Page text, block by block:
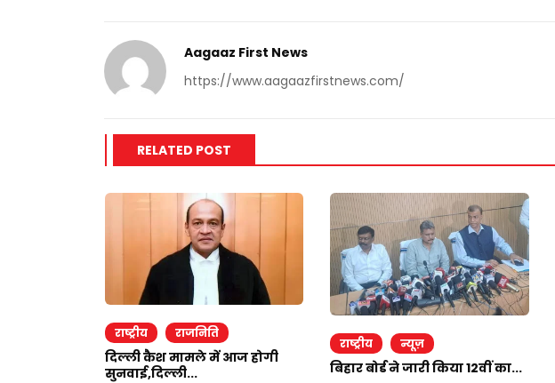
Aagaaz First News
https://www.aagaazfirstnews.com/
RELATED POST
राष्ट्रीय राजनिति
दिल्ली कैश मामले में आज होगी
सुनवाई,दिल्ली...
राष्ट्रीय न्यूज़
बिहार बोर्ड ने जारी किया 12वीं का...